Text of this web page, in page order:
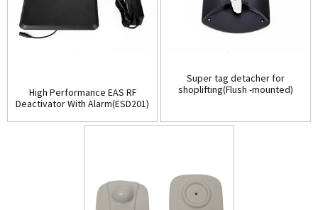
High Performance EAS RF
Deactivator With Alarm(ESD201)
Super tag detacher for
shoplifting(Flush -mounted)